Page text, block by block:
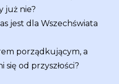
już nie?
jest dla Wszechświata
porządkującym, a
się od przyszłości?